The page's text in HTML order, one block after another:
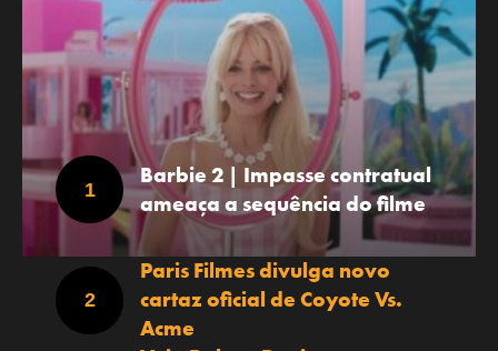
Barbie 2 | Impasse contratual
ameaça a sequência do filme
Paris Filmes divulga novo
cartaz oficial de Coyote Vs.
Acme